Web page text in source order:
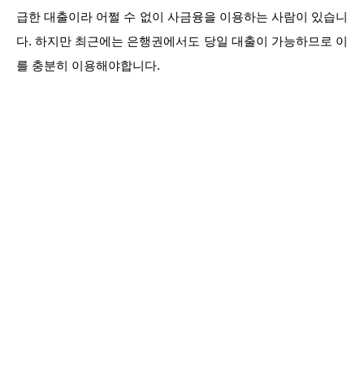
급한 대출이라 어쩔 수 없이 사금융을 이용하는 사람이 있습니
다. 하지만 최근에는 은행권에서도 당일 대출이 가능하므로 이
를 충분히 이용해야합니다.